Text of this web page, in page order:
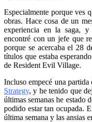
Especialmente porque ves
obras. Hace cosa de un
experiencia en la saga,
encontré con un jefe que
porque se acercaba el 28
títulos que estaba
de Resident Evil Village.
Incluso empecé una
Strategy, y he tenido que
últimas semanas he estado
podido estar tan ocupada.
última semana y las ansias